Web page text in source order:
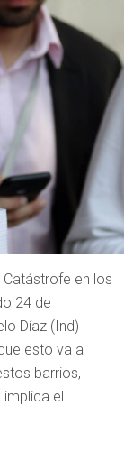
en los
24 de
Díaz (Ind)
esto va a
barrios,
el